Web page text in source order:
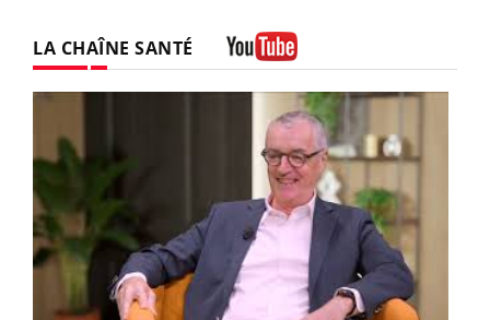
LA CHAÎNE SANTÉ